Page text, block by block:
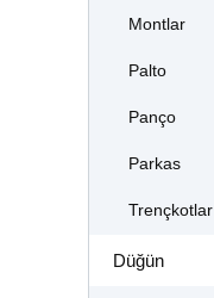
Montlar
Palto
Panço
Parkas
Trençkotlar
Düğün